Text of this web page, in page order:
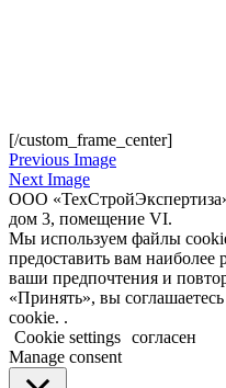
[/custom_frame_center]
Previous Image
Next Image
ООО
дом 3, помещение VI.
Мы используем файлы
предоставить вам
ваши предпочтения и
«Принять», вы
cookie. .
Cookie settings согласен
Manage consent